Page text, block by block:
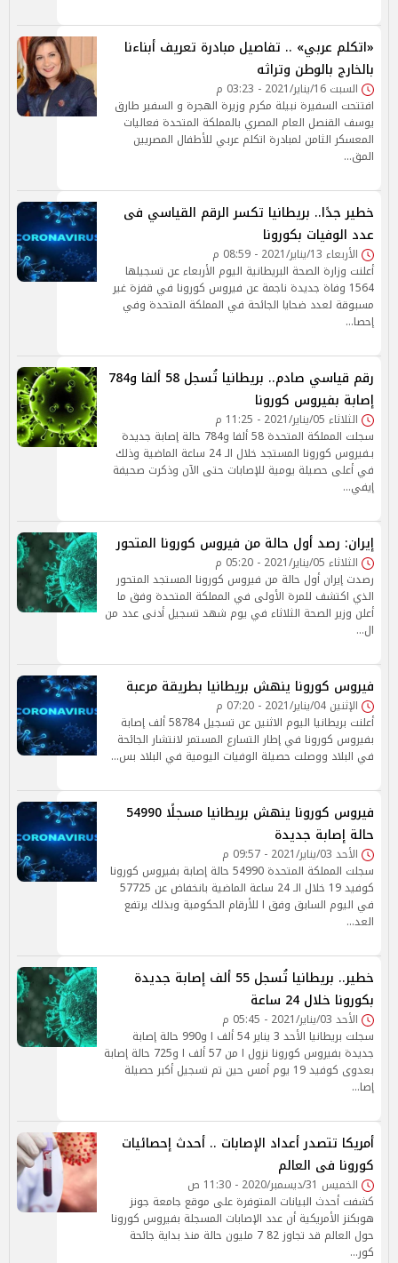
«اتكلم عربي» .. تفاصيل مبادرة تعريف أبناءنا
بالخارج بالوطن وتراثه
السبت 16/يناير/2021 - 03:23 م
افتتحت السفيرة نبيلة مكرم وزيرة الهجرة و السفير طارق
يوسف القنصل العام المصري بالمملكة المتحدة فعاليات
المعسكر الثامن لمبادرة اتكلم عربي للأطفال المصريين
المق…
خطير جدًا.. بريطانيا تكسر الرقم القياسي فى
عدد الوفيات بكورونا
الأربعاء 13/يناير/2021 - 08:59 م
أعلنت وزارة الصحة البريطانية اليوم الأربعاء عن تسجيلها
1564 وفاة جديدة ناجمة عن فيروس كورونا في قفزة غير
مسبوقة لعدد ضحايا الجائحة في المملكة المتحدة وفي
إحصا…
رقم قياسي صادم.. بريطانيا تُسجل 58 ألفا و784
إصابة بفيروس كورونا
الثلاثاء 05/يناير/2021 - 11:25 م
سجلت المملكة المتحدة 58 ألفا و784 حالة إصابة جديدة
بـفيروس كورونا المستجد خلال الـ 24 ساعة الماضية وذلك
في أعلى حصيلة يومية للإصابات حتى الآن وذكرت صحيفة
إيفي…
إيران: رصد أول حالة من فيروس كورونا المتحور
الثلاثاء 05/يناير/2021 - 05:20 م
رصدت إيران أول حالة من فيروس كورونا المستجد المتحور
الذي اكتشف للمرة الأولى في المملكة المتحدة وفق ما
أعلن وزير الصحة الثلاثاء في يوم شهد تسجيل أدنى عدد من
ال…
فيروس كورونا ينهش بريطانيا بطريقة مرعبة
الإثنين 04/يناير/2021 - 07:20 م
أعلنت بريطانيا اليوم الاثنين عن تسجيل 58784 ألف إصابة
بفيروس كورونا في إطار التسارع المستمر لانتشار الجائحة
في البلاد ووصلت حصيلة الوفيات اليومية في البلاد بس…
فيروس كورونا ينهش بريطانيا مسجلًا 54990
حالة إصابة جديدة
الأحد 03/يناير/2021 - 09:57 م
سجلت المملكة المتحدة 54990 حالة إصابة بفيروس كورونا
كوفيد 19 خلال الـ 24 ساعة الماضية بانخفاض عن 57725
في اليوم السابق وفق ا للأرقام الحكومية وبذلك يرتفع
العد…
خطير.. بريطانيا تُسجل 55 ألف إصابة جديدة
بكورونا خلال 24 ساعة
الأحد 03/يناير/2021 - 05:45 م
سجلت بريطانيا الأحد 3 يناير 54 ألف ا و990 حالة إصابة
جديدة بفيروس كورونا نزول ا من 57 ألف ا و725 حالة إصابة
بعدوى كوفيد 19 يوم أمس حين تم تسجيل أكبر حصيلة
إصا…
أمريكا تتصدر أعداد الإصابات .. أحدث إحصائيات
كورونا فى العالم
الخميس 31/ديسمبر/2020 - 11:30 ص
كشفت أحدث البيانات المتوفرة على موقع جامعة جونز
هوبكنز الأمريكية أن عدد الإصابات المسجلة بفيروس كورونا
حول العالم قد تجاوز 82 7 مليون حالة منذ بداية جائحة
كور…